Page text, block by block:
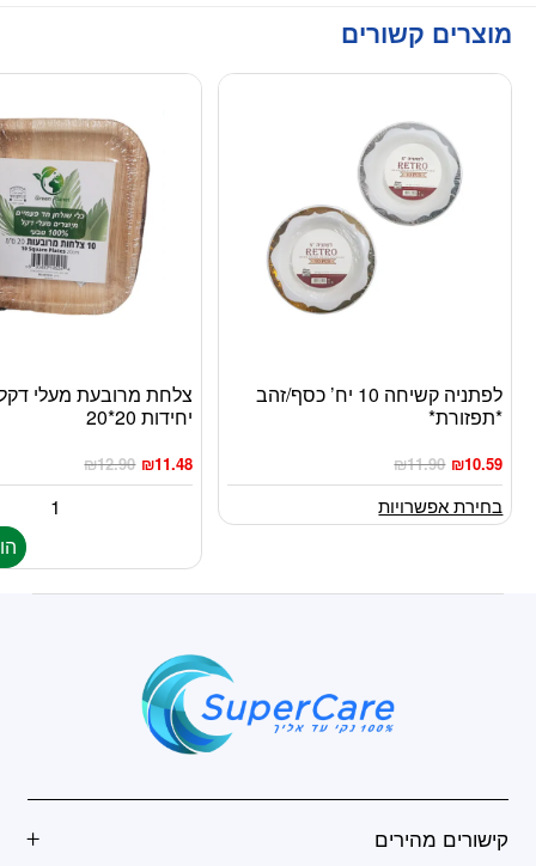
מוצרים קשורים
לפתניה קשיחה 10 יח’ כסף/זהב
*תפזורת*
₪11.90 ₪10.59
למוצר
זה
מספר
סוגים.
ניתן
את
בחירת אפשרויות
יחידות 20*20
₪12.90 ₪11.48
קישורים מהירים